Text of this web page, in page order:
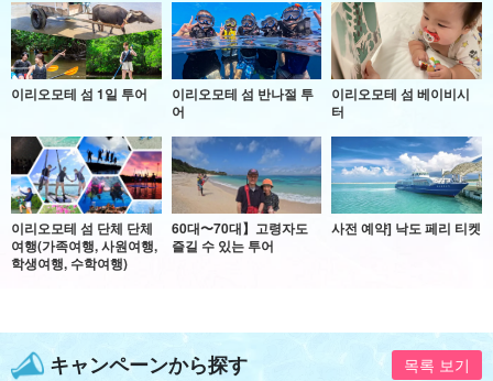
이리오모테 섬 1일 투어
이리오모테 섬 반나절 투
어
이리오모테 섬 베이비시
터
이리오모테 섬 단체 단체
여행(가족여행, 사원여행,
학생여행, 수학여행)
60대〜70대】고령자도
즐길 수 있는 투어
사전 예약] 낙도 페리 티켓
キャンペーンから探す 목록 보기